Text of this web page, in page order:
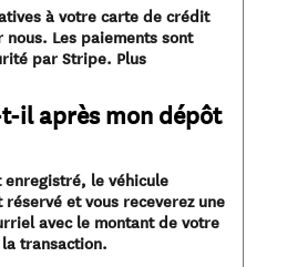
à votre carte de crédit
nous. Les paiements sont
par Stripe. Plus
t-il après mon dépôt
le véhicule
et vous receverez une
avec le montant de votre
transaction.